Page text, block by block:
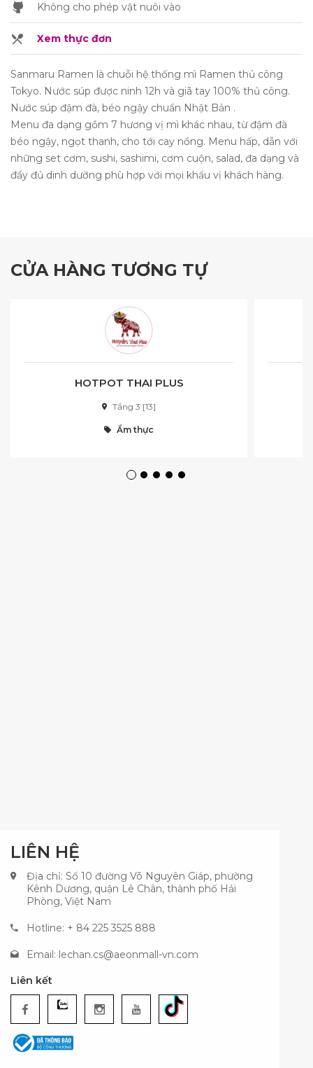
Không cho phép vật nuôi vào
Xem thực đơn
Sanmaru Ramen là chuỗi hệ thống mì Ramen thủ công
Tokyo. Nước súp được ninh 12h và giã tay 100% thủ công.
Nước súp đậm đà, béo ngậy chuẩn Nhật Bản .
Menu đa dạng gồm 7 hương vị mì khác nhau, từ đậm đà
béo ngậy, ngọt thanh, cho tới cay nồng. Menu hấp, dẫn với
những set cơm, sushi, sashimi, cơm cuộn, salad, đa dạng và
đầy đủ dinh dưỡng phù hợp với mọi khẩu vị khách hàng.
CỬA HÀNG TƯƠNG TỰ
HOTPOT THAI PLUS
Tầng 3 [13]
Ẩm thực
LIÊN HỆ
Địa chỉ: Số 10 đường Võ Nguyên Giáp, phường
Kênh Dương, quận Lê Chân, thành phố Hải
Phòng, Việt Nam
Hotline: + 84 225 3525 888
Email: lechan.cs@aeonmall-vn.com
Liên kết